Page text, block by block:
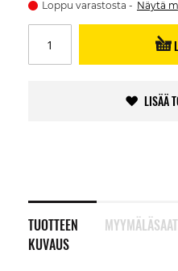
Loppu varastosta Näytä
LISÄÄ
TUOTTEEN
KUVAUS